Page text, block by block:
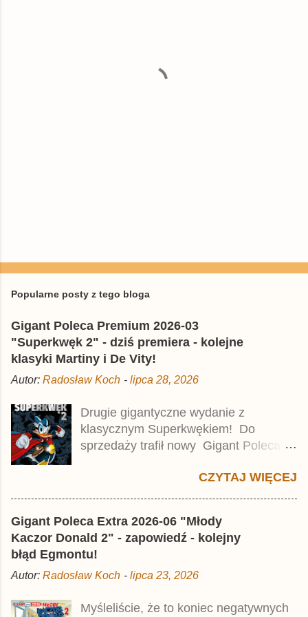
Popularne posty z tego bloga
Gigant Poleca Premium 2026-03
"Superkwęk 2" - dziś premiera - kolejne
klasyki Martiny i De Vity!
Autor: Radosław Koch - lipca 28, 2026
Drugie gigantyczne wydanie z
klasycznym Superkwękiem! Do
sprzedaży trafił nowy Gigant Poleca
Jest to kolejny 624-stronicowy tom z
wynosi 49,99 zł i zamówicie go także z
rabatem na Egmont.pl . Za przekład
odpowiadał Jacek Drewnowski.
Publikacja jest przedrukiem drugiego
Taschenbuch Phantomias Collection ,
CZYTAJ WIĘCEJ
Gigant Poleca Extra 2026-06 "Młody
Kaczor Donald 2" - zapowiedź - kolejny
błąd Egmontu!
Autor: Radosław Koch - lipca 23, 2026
Myśleliście, że to koniec negatywnych